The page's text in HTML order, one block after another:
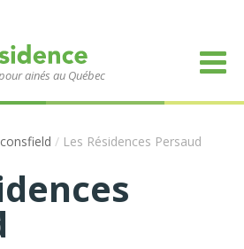
ainés au Québec
/ Les Résidences Persaud